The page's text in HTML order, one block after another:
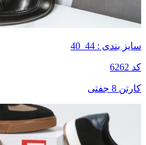
سایز بندی : 44_40
کد 6262
کارتن 8 جفتی